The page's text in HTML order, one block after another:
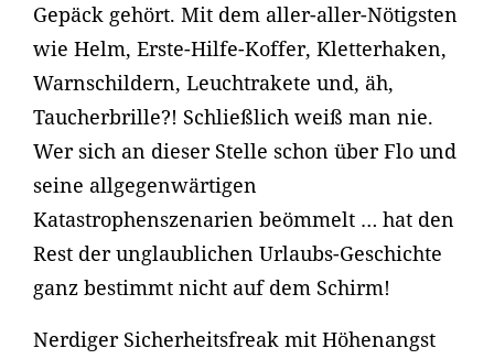
Gepäck gehört. Mit dem aller-aller-Nötigsten
wie Helm, Erste-Hilfe-Koffer, Kletterhaken,
Warnschildern, Leuchtrakete und, äh,
Taucherbrille?! Schließlich weiß man nie.
Wer sich an dieser Stelle schon über Flo und
seine allgegenwärtigen
Katastrophenszenarien beömmelt … hat den
Rest der unglaublichen Urlaubs-Geschichte
ganz bestimmt nicht auf dem Schirm!
Nerdiger Sicherheitsfreak mit Höhenangst